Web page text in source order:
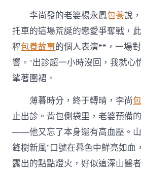
李尚發的老婆楊永鳳包養說
托車的這場荒誕的戀愛爭奪戰，
秤包養故事的個人表演**，一場
響。“出診超一小時沒回，我就心
挲著圍裙。
薄暮時分，終于轉晴，李尚
止出診。背包側袋里，老婆預備
——他又忘了本身還有高血壓。
鋒樹新風”口號在暮色中鮮亮如血
露出的點點燈火，好似這深山醫